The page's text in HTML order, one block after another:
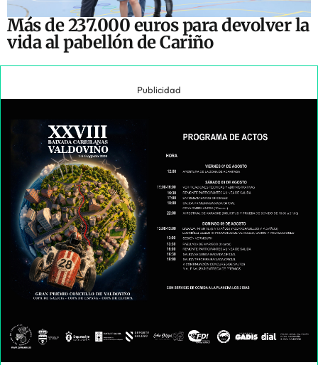
Más de 237.000 euros para devolver la
vida al pabellón de Cariño
Publicidad